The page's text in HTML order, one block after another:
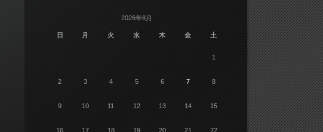
2026年8月
日 月 火 水 木 金 土
1
2 3 4 5 6 7 8
9 10 11 12 13 14 15
16 17 18 19 20 21 22